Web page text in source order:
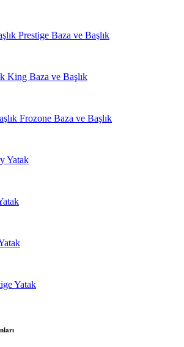
Prestige Baza ve Başlık
King Baza ve Başlık
Frozone Baza ve Başlık
Yatak
Yatak